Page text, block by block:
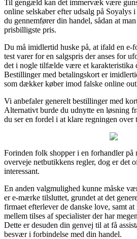
Til gengæld kan det immervæk være
online selskaber efter udsalg på Soyalys
du gennemfører din handel, sådan at
prisbilligste pris.
Du må imidlertid huske på, at ifald en e-
test varer for en salgspris der anses for
det i nogle tilfælde være et karakteristika
Bestillinger med betalingskort er
som dækker køber imod falske online
Vi anbefaler generelt bestillinger med
Alternativt burde du udnytte en løsning
du ser en fordel i at klare regningen over
Forinden folk shopper i en forhandler på
overveje netbutikkens regler, dog er det
interessant.
En anden valgmulighed kunne måske
er e-mærke tilsluttet, grundet at det
firmaet efterlever de danske love, samt
mellem tilses af specialister der har
Dette er desuden din genvej til at få
besvær i forbindelse med din handel.